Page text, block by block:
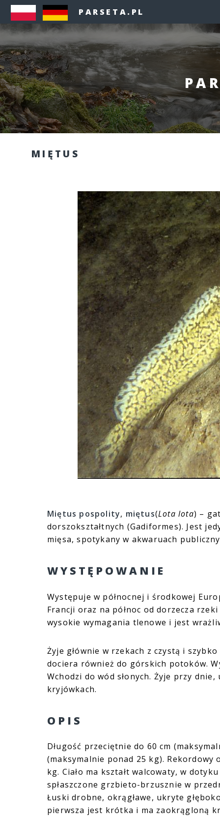
PARSETA.PL
MIĘTUS
Miętus pospolity, miętus(Lota lota) –
dorszokształtnych (Gadiformes). Jest
mięsa, spotykany w akwaruach
WYSTĘPOWANIE
Występuje w północnej i środkowej
Francji oraz na północ od dorzecza
wysokie wymagania tlenowe i jest
Żyje głównie w rzekach z czystą i
dociera również do górskich potoków.
Wchodzi do wód słonych. Żyje przy
kryjówkach.
OPIS
Długość przeciętnie do 60 cm
(maksymalnie ponad 25 kg). Rekordowy
kg. Ciało ma kształt walcowaty, w
spłaszczone grzbieto-brzusznie w
Łuski drobne, okrągławe, ukryte
pierwsza jest krótka i ma zaokrągloną